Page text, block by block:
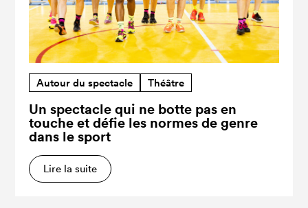
Autour du spectacle Théâtre
Un spectacle qui ne botte pas en
touche et défie les normes de genre
dans le sport
Lire la suite